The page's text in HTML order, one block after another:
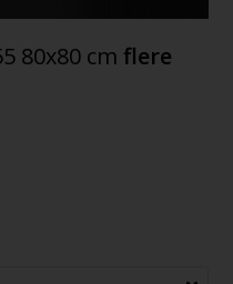
80x80 cmflere